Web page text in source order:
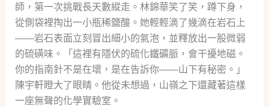
師，第一次挑戰長天數縱走。林錦華笑了笑，蹲下身，
從側袋裡掏出一小瓶稀鹽酸。她輕輕滴了幾滴在岩石上
——岩石表面立刻冒出細小的氣泡，並釋放出一股微弱
的硫磺味。「這裡有隱伏的硫化鐵礦脈，會干擾地磁。
你的指南針不是在壞，是在告訴你——山下有秘密。」
陳宇軒瞪大了眼睛。他從未想過，山嶺之下還藏著這樣
一座無聲的化學實驗室。